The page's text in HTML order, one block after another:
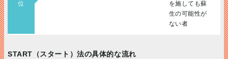
位
を施しても蘇
生の可能性が
ない者
START（スタート）法の具体的な流れ